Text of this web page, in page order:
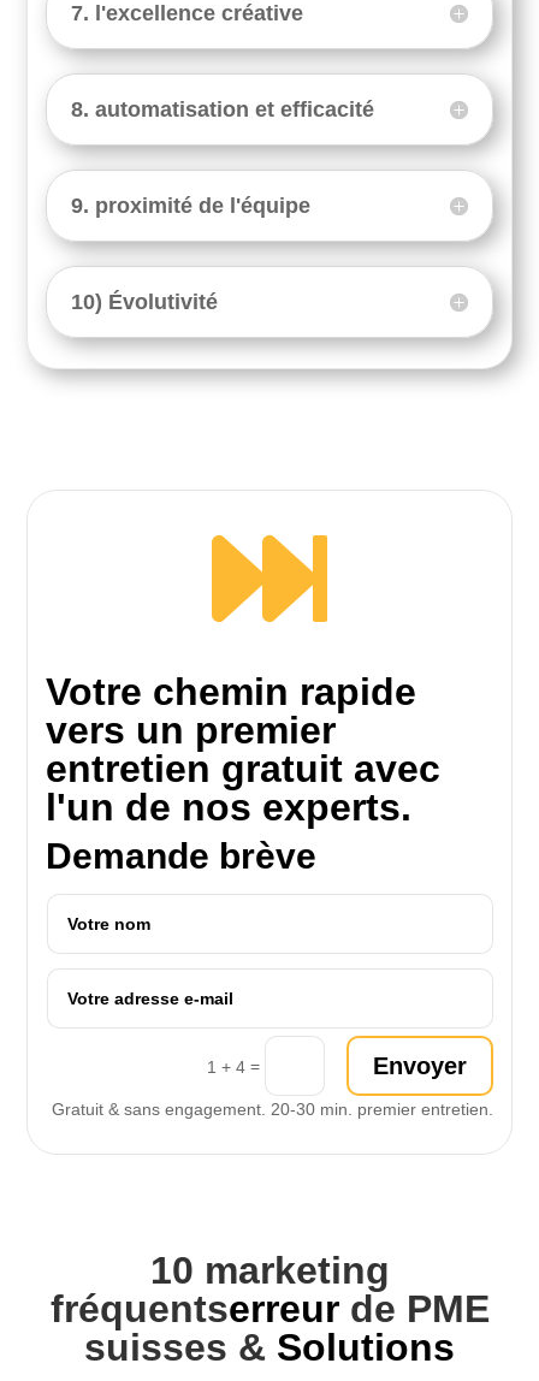
7. l'excellence créative
8. automatisation et efficacité
9. proximité de l'équipe
10) Évolutivité

Votre chemin rapide
vers un premier
entretien gratuit avec
l'un de nos experts.
Demande brève
1 + 4= Envoyer
Gratuit & sans engagement. 20-30 min. premier entretien.
10 marketing
fréquentserreurde PME
suisses & Solutions